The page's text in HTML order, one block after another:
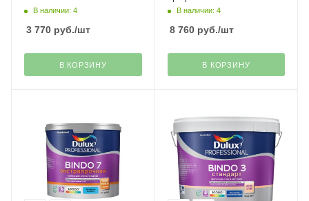
В наличии: 4
3 770 руб./шт
В КОРЗИНУ
В наличии: 4
8 760руб./шт
В КОРЗИНУ